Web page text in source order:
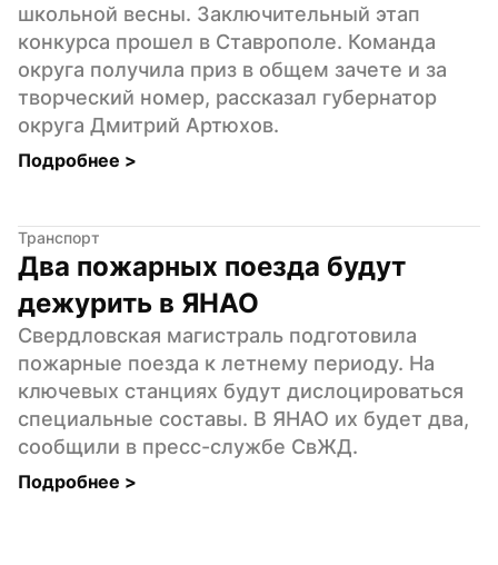
школьной весны. Заключительный этап
конкурса прошел в Ставрополе. Команда
округа получила приз в общем зачете и за
творческий номер, рассказал губернатор
округа Дмитрий Артюхов.
Подробнее >
Транспорт
Два пожарных поезда будут
дежурить в ЯНАО
Свердловская магистраль подготовила
пожарные поезда к летнему периоду. На
ключевых станциях будут дислоцироваться
специальные составы. В ЯНАО их будет два,
сообщили в пресс-службе СвЖД.
Подробнее >